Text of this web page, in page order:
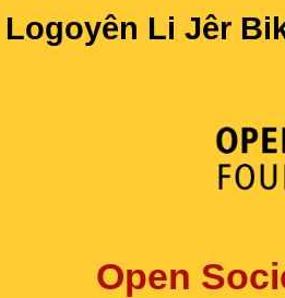
Li Jêr
Open